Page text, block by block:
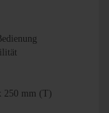
250 mm (T)